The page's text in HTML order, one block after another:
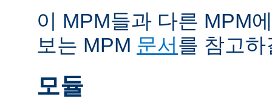
이 MPM들과 다른 MPM
보는 MPM 문서를 참고
모듈